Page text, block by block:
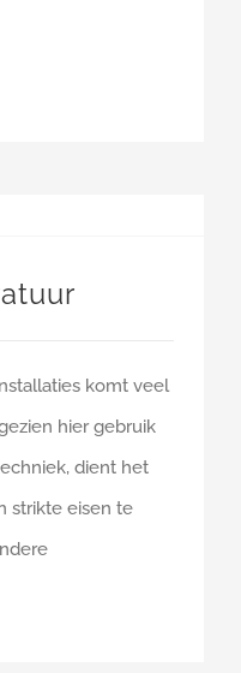
komt veel
hier gebruik
dient het
strikte eisen te